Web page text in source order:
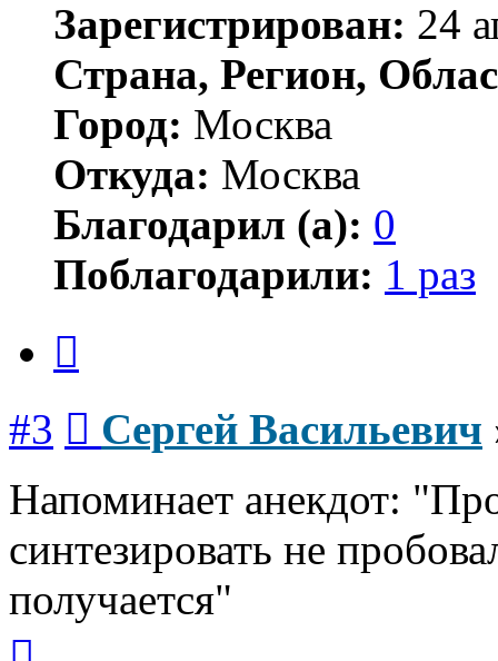
Зарегистрирован: 24
Страна, Регион,
Город: Москва
Откуда: Москва
Благодарил (а): 0
Поблагодарили: 1 раз
#3 Сергей Васильевич
Напоминает анекдот:
синтезировать не
получается"